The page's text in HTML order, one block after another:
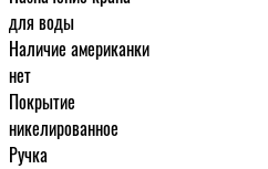
для воды
Наличие американки
нет
Покрытие
никелированное
Ручка